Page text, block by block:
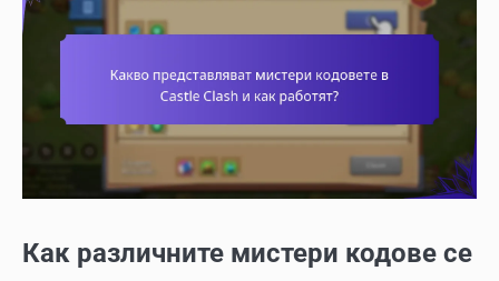
Как различните мистери кодове се